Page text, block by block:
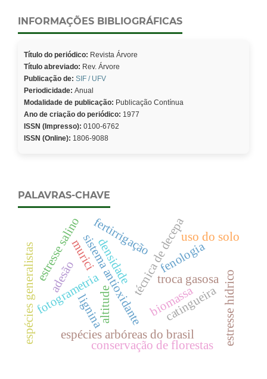
INFORMAÇÕES BIBLIOGRÁFICAS
Título do periódico: Revista Árvore
Título abreviado: Rev. Árvore
Publicação de: SIF / UFV
Periodicidade: Anual
Modalidade de publicação: Publicação Contínua
Ano de criação do periódico: 1977
ISSN (Impresso): 0100-6762
ISSN (Online): 1806-9088
PALAVRAS-CHAVE
biomassa
densidade
sistema antioxidante troca gasosa
espécies arbóreas do brasil
técnica de decepa
lignina
estresse salino
catingueiraestresse hídrico
altitude
espécies generalistasfotogrametria
fertirrigação
conservação de florestas
fenologia
murici
adesão
uso do solo